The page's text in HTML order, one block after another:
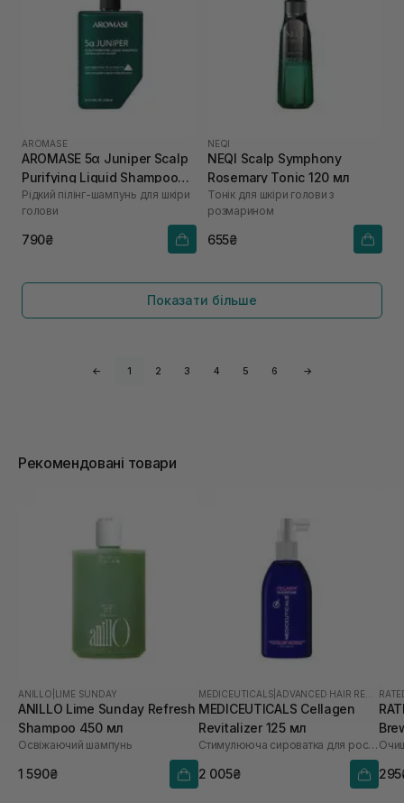
AROMASE
AROMASE 5α Juniper Scalp
Purifying Liquid Shampoo
260 мл
Рідкий пілінг-шампунь для шкіри
голови
790₴
NEQI
NEQI Scalp Symphony
Rosemary Tonic 120 мл
Тонік для шкіри голови з
розмарином
655₴
Показати більше
← 1 2 3 4 5 6 →
Рекомендовані товари
ANILLO LIME SUNDAY
ANILLO Lime Sunday Refresh
Shampoo 450 мл
Освіжаючий шампунь
1 590₴
MEDICEUTICALS
MEDICEUTICALS Cellagen
Revitalizer 125 мл
Стимулююча сироватка для росту волосся та здоров’я шкіри голови
2 005₴